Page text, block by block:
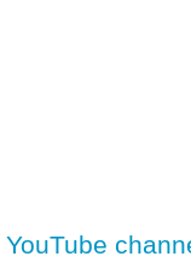
YouTube